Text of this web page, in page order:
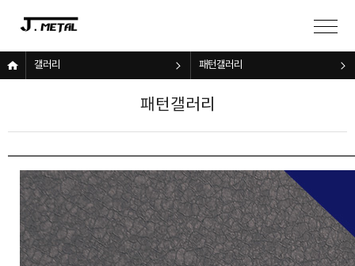
갤러리 패턴갤러리
패턴갤러리